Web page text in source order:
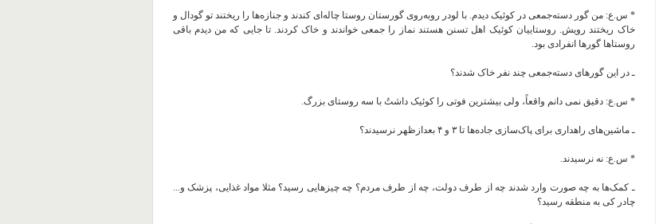
* س.ع: من گور دسته‌جمعی در کوئیک دیدم. با لودر روبه‌روی گورستان روستا چاله‌ای کندند و جنازه‌ها را ریختند تو گودال و
خاک ریختند رویش. روستاییان کوئیک اهل تسنن هستند نماز را جمعی خواندند و خاک کردند. تا جایی که من دیدم باقی
روستاها گورها انفرادی بود.
ـ در این گورهای دسته‌جمعی چند نفر خاک شدند؟
* س.ع: دقیق نمی دانم واقعاً، ولی بیشترین فوتی را کوئیک داشتُ با سه روستای بزرگ.
ـ ماشین‌های راهداری برای پاک‌سازی جاده‌ها تا ۳ و ۴ بعدازظهر نرسیدند؟
* س.ع: نه نرسیدند.
ـ کمک‌ها به چه صورت وارد شدند چه از طرف دولت، چه از طرف مردم؟ چه چیزهایی رسید؟ مثلا مواد غذایی، پزشک و...
چادر کی به منطقه رسید؟